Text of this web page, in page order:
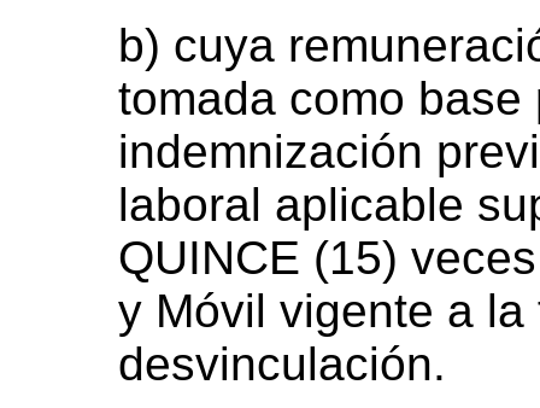
b) cuya
tomada como
indemnización
laboral aplicable
QUINCE (15)
y Móvil vigente a la
desvinculación.